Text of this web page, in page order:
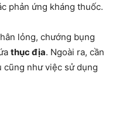
phản ứng kháng thuốc.
lỏng, chướng bụng
thục địa. Ngoài ra, cần
cũng như việc sử dụng